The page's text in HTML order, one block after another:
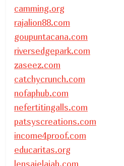
camming.org
rajalion88.com
goupuntacana.com
riversedgepark.com
zaseez.com
catchycrunch.com
nofaphub.com
nefertitingalls.com
patsyscreations.com
income4proof.com
educaritas.org
lensajelajah.com